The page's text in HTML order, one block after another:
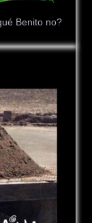
Benito no?